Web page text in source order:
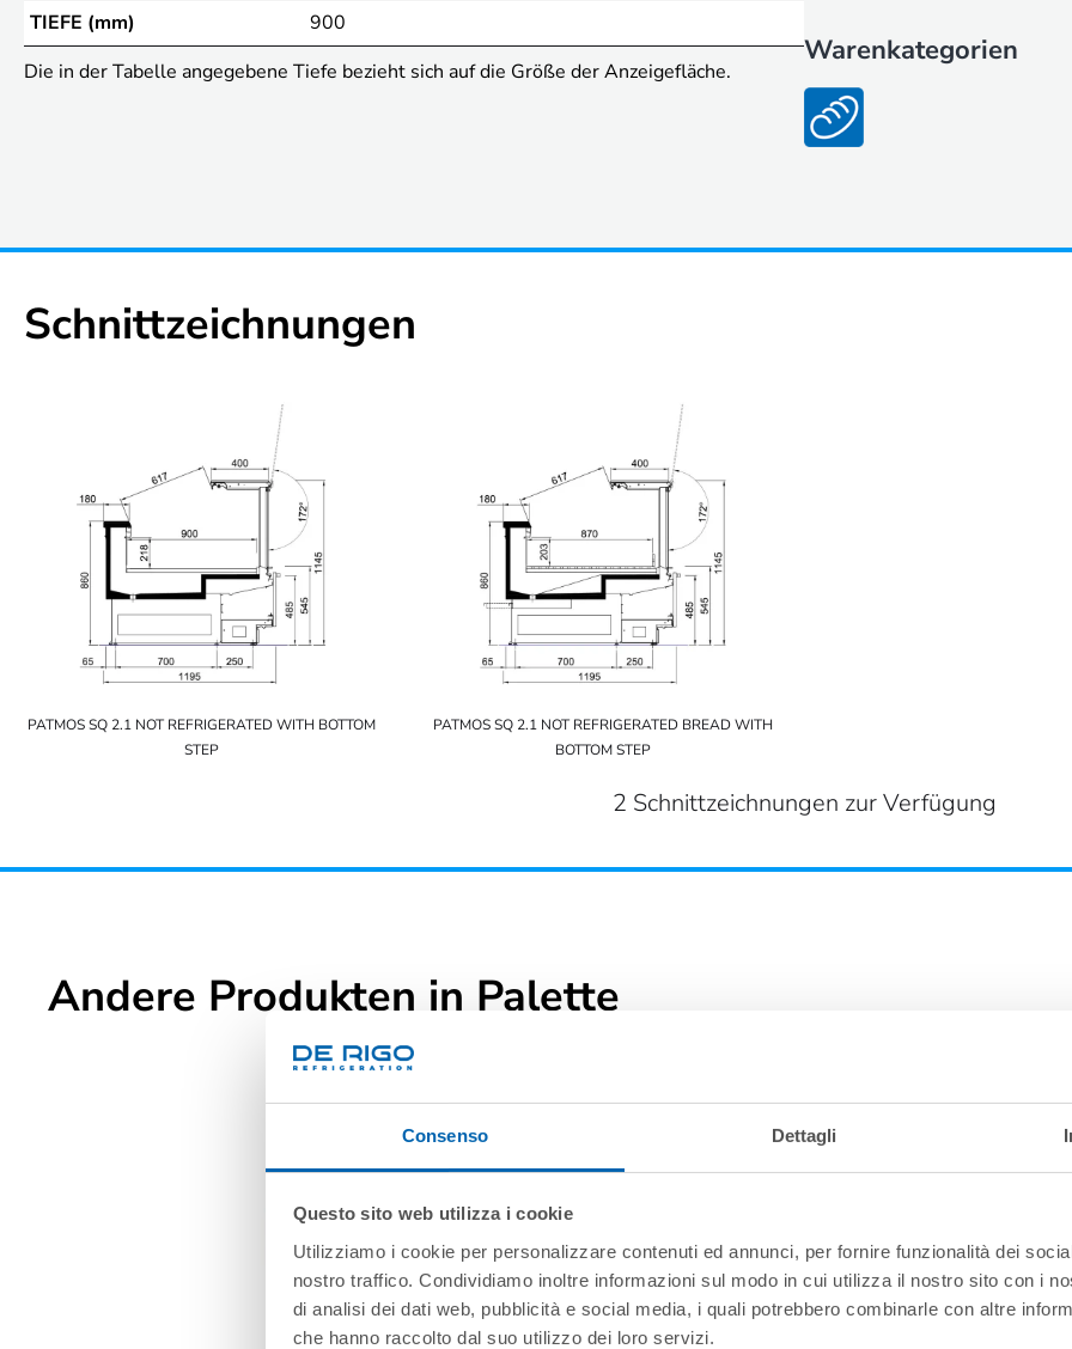
Consenso Dettagli
Questo sito web utilizza i cookie
Utilizziamo i cookie per personalizzare contenuti ed annunci, per fornire funzionalità dei
nostro traffico. Condividiamo inoltre informazioni sul modo in cui utilizza il nostro sito con i
di analisi dei dati web, pubblicità e social media, i quali potrebbero combinarle con altre
che hanno raccolto dal suo utilizzo dei loro servizi.
TIEFE (mm)
900
Die in der Tabelle angegebene Tiefe bezieht sich auf die Größe der Anzeigefläche.
Warenkategorien
Schnittzeichnungen
PATMOS SQ 2.1 NOT REFRIGERATED WITH BOTTOM
STEP
PATMOS SQ 2.1 NOT REFRIGERATED BREAD WITH
BOTTOM STEP
2 Schnittzeichnungen zur Verfügung
Andere Produkten in Palette